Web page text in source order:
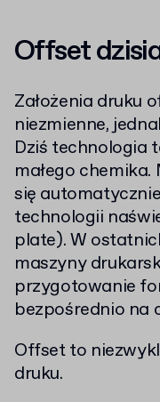
Offset
Założenia druku
niezmienne,
Dziś technologia
małego
się
technologii
plate). W
maszyny
przygotowanie
bezpośrednio na
Offset to
druku.